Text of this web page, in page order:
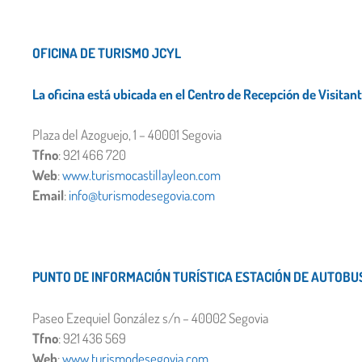
OFICINA DE TURISMO JCYL
La oficina está ubicada en el Centro de Recepción de
Plaza del Azoguejo, 1 – 40001 Segovia
Tfno: 921 466 720
Web:www.turismocastillayleon.com
Email:info@turismodesegovia.com
PUNTO DE INFORMACIÓN TURÍSTICA ESTACIÓN DE
Paseo Ezequiel González s/n – 40002 Segovia
Tfno: 921 436 569
Web:www.turismodesegovia.com